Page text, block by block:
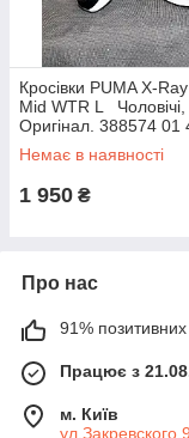
Кросівки PUMA X-
Mid WTR L Чоловічі,
Оригінал. 388574 01
Немає в наявності
1 950 ₴
Про нас
91% позитивних
Працює з
м. Київ